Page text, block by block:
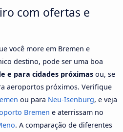
com ofertas e
você more em Bremen e
destino, pode ser uma boa
e para cidades próximas ou, se
aeroportos próximos. Verifique
ou para Neu-Isenburg, e veja
Bremen e aterrissam no
. A comparação de diferentes